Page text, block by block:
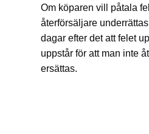
Om köparen vill påtala
återförsäljare
dagar efter det att felet
uppstår för att man inte
ersättas.